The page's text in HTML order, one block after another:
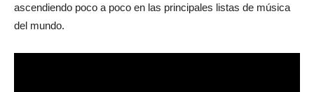
ascendiendo poco a poco en las principales listas de música
del mundo.